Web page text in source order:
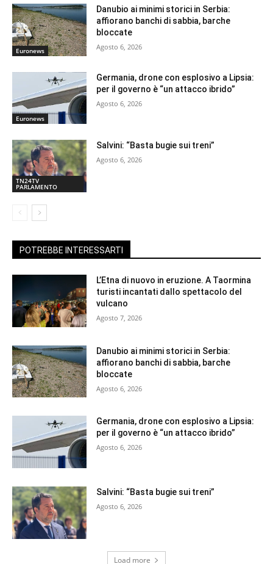
Euronews
Danubio ai minimi storici in Serbia:
affiorano banchi di sabbia, barche
bloccate
Agosto 6, 2026
Euronews
Germania, drone con esplosivo a Lipsia:
per il governo è “un attacco ibrido”
Agosto 6, 2026
TN24TV
PARLAMENTO
Salvini: “Basta bugie sui treni”
Agosto 6, 2026
POTREBBE INTERESSARTI
L’Etna di nuovo in eruzione. A Taormina
turisti incantati dallo spettacolo del
vulcano
Agosto 7, 2026
Danubio ai minimi storici in Serbia:
affiorano banchi di sabbia, barche
bloccate
Agosto 6, 2026
Germania, drone con esplosivo a Lipsia:
per il governo è “un attacco ibrido”
Agosto 6, 2026
Salvini: “Basta bugie sui treni”
Agosto 6, 2026
Load more